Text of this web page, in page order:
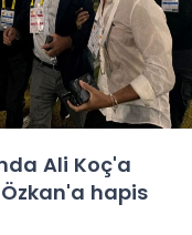
Ali Koç'a
hapis